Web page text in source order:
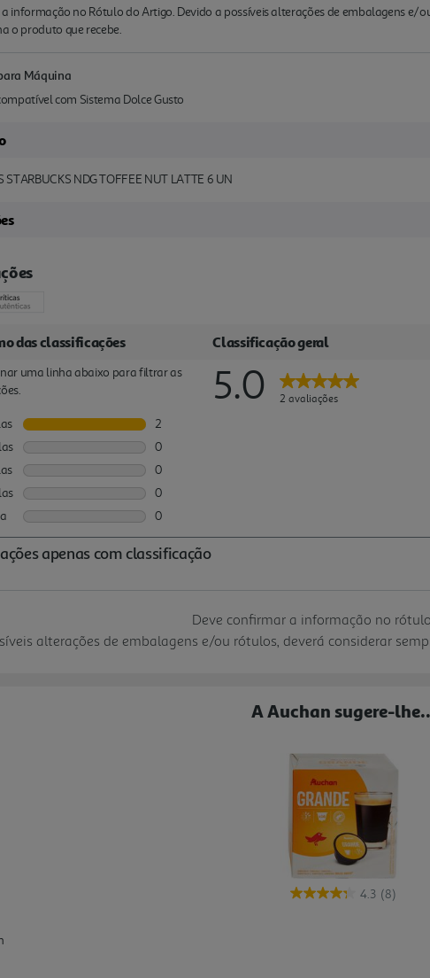
informação no Rótulo do Artigo. Devido a possíveis alterações de embalagens e/
o produto que recebe.
Máquina
com Sistema Dolce Gusto
STARBUCKS NDG TOFFEE NUT LATTE 6 UN
Deve confirmar a informação no
alterações de embalagens e/ou rótulos, deverá considerar
A Auchan sugere-
4.3 (8)